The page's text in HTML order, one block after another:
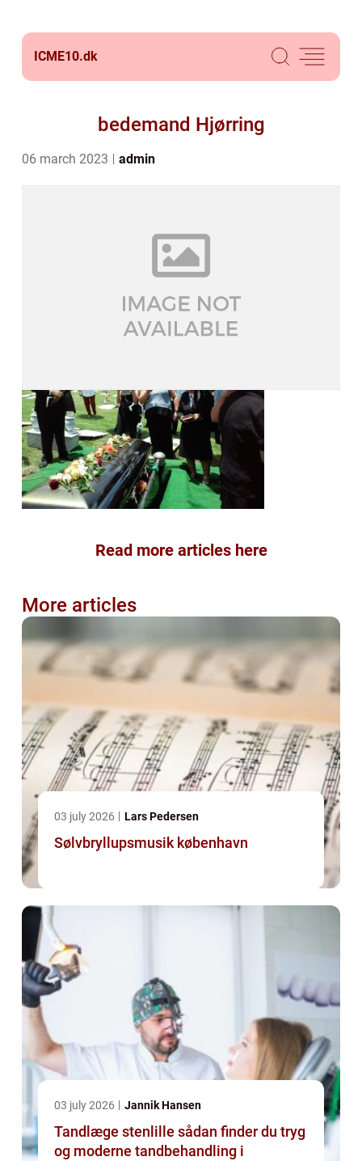
ICME10.dk
bedemand Hjørring
06 march 2023 admin
Read more articles here
More articles
03 july 2026 Lars Pedersen
Sølvbryllupsmusik københavn
03 july 2026 Jannik Hansen
Tandlæge stenlille sådan finder du tryg
og moderne tandbehandling i